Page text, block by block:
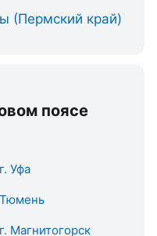
(Пермский край)
поясе
Уфа
Тюмень
Магнитогорск